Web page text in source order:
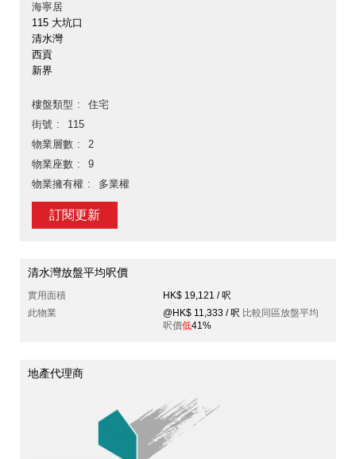
海寧居
115 大坑口
清水灣
西貢
新界
樓盤類型
住宅
街號
115
物業層數
2
物業座數
9
物業擁有權
多業權
訂閱更新
清水灣放盤平均呎價
實用面積
HK$ 19,121 / 呎
此物業
@HK$ 11,333 / 呎 比較同區放盤平均
呎價低41%
地產代理商